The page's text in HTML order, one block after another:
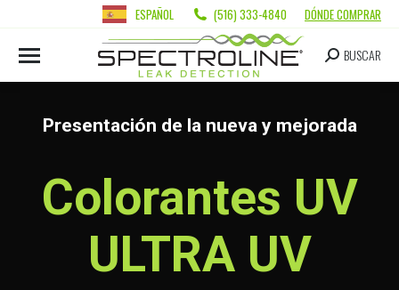
ESPAÑOL (516) 333-4840 DÓNDE COMPRAR
BUSCAR
Presentación de la nueva y mejorada
Colorantes UV
ULTRA UV